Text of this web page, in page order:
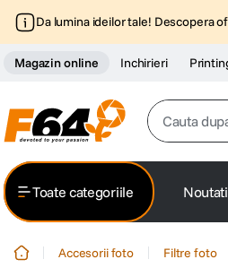
Da lumina ideilor tale! Descopera
Magazin online Inchirieri
Cauta dupa
2
Toate categoriile Noutati
Accesorii foto Filtre foto